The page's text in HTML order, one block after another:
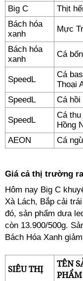
Big C
Thịt
Bách hóa
xanh
Mực
Bách hóa
xanh
Cá
SpeedL
Cá
Thoại
SpeedL Cá hồi
SpeedL
Cá thu
Hồng
AEON Cá
Giá cả thị trường
Hôm nay Big C
Xà Lách, Bắp cải
đó, sản phẩm dưa
còn 13.900/500g.
Bách Hóa Xanh
SIÊU THỊ
TÊN
PHẨM